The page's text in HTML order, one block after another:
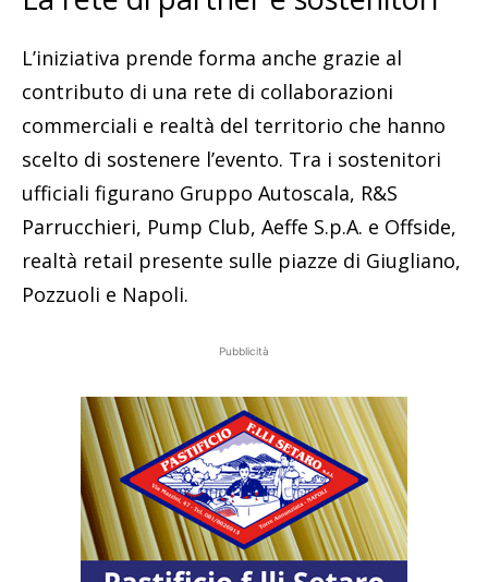
L’iniziativa prende forma anche grazie al
contributo di una rete di collaborazioni
commerciali e realtà del territorio che hanno
scelto di sostenere l’evento. Tra i sostenitori
ufficiali figurano Gruppo Autoscala, R&S
Parrucchieri, Pump Club, Aeffe S.p.A. e Offside,
realtà retail presente sulle piazze di Giugliano,
Pozzuoli e Napoli.
Pubblicità